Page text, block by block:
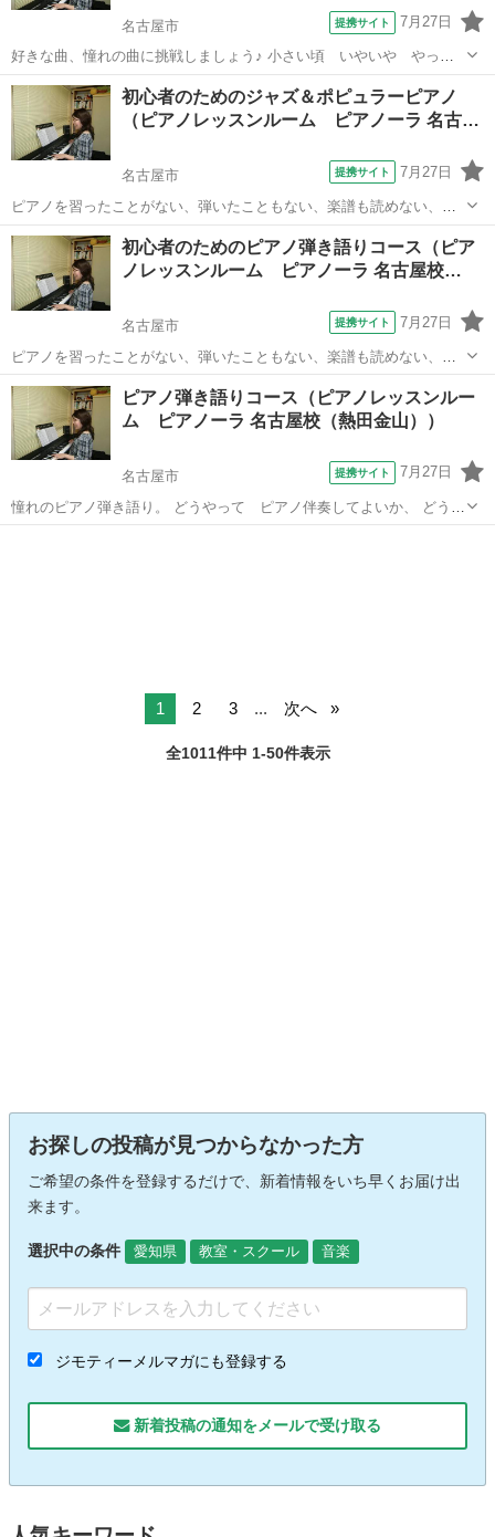
名古屋市 提携サイト 7月27日
好きな曲、憧れの曲に挑戦しましょう♪ 小さい頃 いやいや やって
いた練習曲ではなく 素敵なジャズの曲やポップスにチャレンジ。 ピア
ノ初心者もOK。 少し時間に余裕の出来た方、ピアノをずっとやりた
かった方、一生の趣味のしたい...
愛知 名古屋市 ピアノ
初心者のためのジャズ＆ポピュラーピアノ
（ピアノレッスンルーム ピアノーラ 名古…
名古屋市 提携サイト 7月27日
ピアノを習ったことがない、弾いたこともない、楽譜も読めない、リ
ズム感もない。。。だけど ピアノが弾けるようになりたい、そんな
方のレッスンです。ピアノや楽譜の初歩の初歩から学んでいきます。
今さら聞けないこととか どんどん聞いて...
愛知 名古屋市 ピアノ
初心者のためのピアノ弾き語りコース（ピア
ノレッスンルーム ピアノーラ 名古屋校…
名古屋市 提携サイト 7月27日
ピアノを習ったことがない、弾いたこともない、楽譜も読めない、リ
ズム感もない。。。だけど 唄の伴奏をピアノで弾けるようになりた
い、そんな方のレッスンです。 ピアノや楽譜の初歩の初歩から学んで
いきます。 今さら聞けないこととか ...
愛知 名古屋市 ピアノ
ピアノ弾き語りコース（ピアノレッスンルー
ム ピアノーラ 名古屋校（熱田金山））
名古屋市 提携サイト 7月27日
憧れのピアノ弾き語り。 どうやって ピアノ伴奏してよいか、 どうし
たら カッコよく伴奏できるか。。。を 学びます。
1 2 3 ... 次へ
全1011件中 1-50件表示
お探しの投稿が見つからなかった方
ご希望の条件を登録するだけで、新着情報をいち早くお届け出
来ます。
選択中の条件 愛知県 教室・スクール 音楽
ジモティーメルマガにも登録する
新着投稿の通知をメールで受け取る